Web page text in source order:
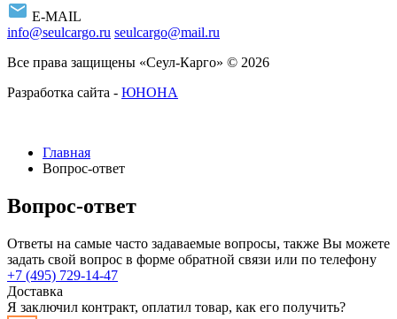
E-MAIL
info@seulcargo.ru seulcargo@mail.ru
Все права защищены «Сеул-Карго» © 2026
Разработка сайта - ЮНОНА
Главная
Вопрос-ответ
Вопрос-ответ
Ответы на самые часто задаваемые вопросы, также Вы можете
задать свой вопрос в форме обратной связи или по телефону
+7 (495) 729-14-47
Доставка
Я заключил контракт, оплатил товар, как его получить?